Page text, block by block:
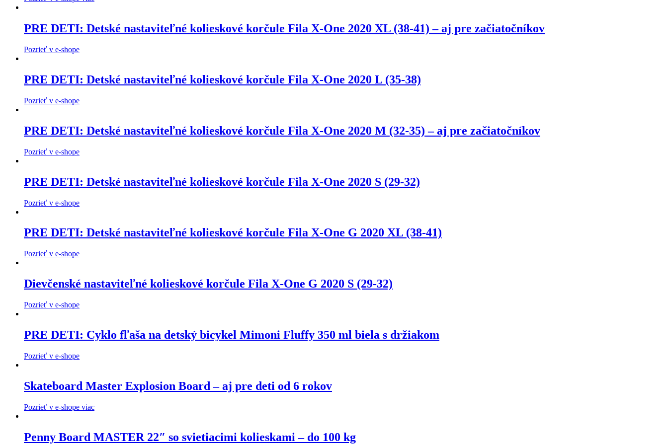
PRE DETI: Detské nastaviteľné kolieskové korčule Fila X-One 2020 XL (38-41) – aj pre začiatočníkov
Pozrieť v e-shope
PRE DETI: Detské nastaviteľné kolieskové korčule Fila X-One 2020 L (35-38)
Pozrieť v e-shope
PRE DETI: Detské nastaviteľné kolieskové korčule Fila X-One 2020 M (32-35) – aj pre začiatočníkov
Pozrieť v e-shope
PRE DETI: Detské nastaviteľné kolieskové korčule Fila X-One 2020 S (29-32)
Pozrieť v e-shope
PRE DETI: Detské nastaviteľné kolieskové korčule Fila X-One G 2020 XL (38-41)
Pozrieť v e-shope
Dievčenské nastaviteľné kolieskové korčule Fila X-One G 2020 S (29-32)
Pozrieť v e-shope
PRE DETI: Cyklo fľaša na detský bicykel Mimoni Fluffy 350 ml biela s držiakom
Pozrieť v e-shope
Skateboard Master Explosion Board – aj pre deti od 6 rokov
Pozrieť v e-shope viac
Penny Board MASTER 22″ so svietiacimi kolieskami – do 100 kg